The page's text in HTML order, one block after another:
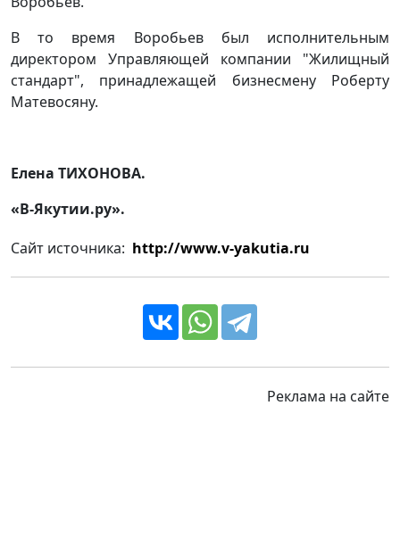
В то время Воробьев был исполнительным
директором Управляющей компании "Жилищный
стандарт", принадлежащей бизнесмену Роберту
Матевосяну.
Елена ТИХОНОВА.
«В-Якутии.ру».
Сайт источника: http://www.v-yakutia.ru
Реклама на сайте